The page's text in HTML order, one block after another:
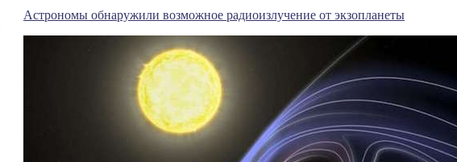
Астрономы обнаружили возможное радиоизлучение от экзопланеты